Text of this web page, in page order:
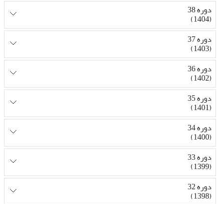
دوره 38
(1404)
دوره 37
(1403)
دوره 36
(1402)
دوره 35
(1401)
دوره 34
(1400)
دوره 33
(1399)
دوره 32
(1398)